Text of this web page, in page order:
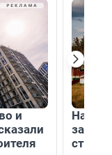
и
На